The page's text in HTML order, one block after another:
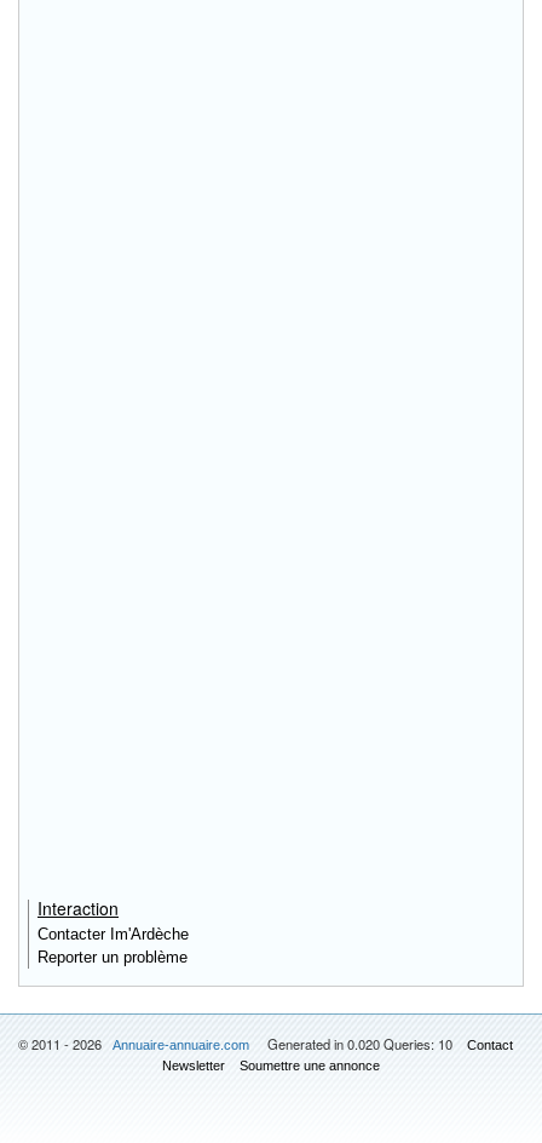
Interaction
Contacter Im'Ardèche
Reporter un problème
© 2011 - 2026 Annuaire-annuaire.com Generated in 0.020 Queries: 10
Contact
Newsletter
Soumettre une annonce